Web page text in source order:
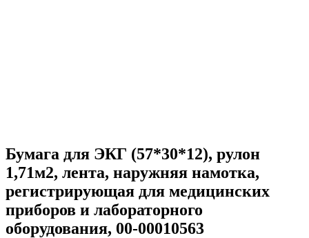
Бумага для ЭКГ (57*30*12), рулон
1,71м2, лента, наружняя намотка,
регистрирующая для медицинских
приборов и лабораторного
оборудования, 00-00010563